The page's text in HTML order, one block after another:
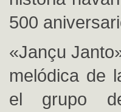
500
«Jançu
melódica de
el grupo